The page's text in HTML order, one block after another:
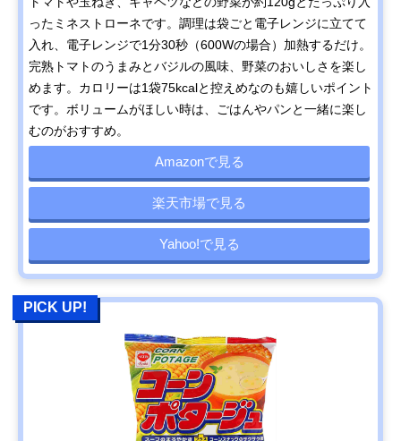
ったミネストローネです。調理は袋ごと電子レンジに立てて
入れ、電子レンジで1分30秒（600Wの場合）加熱するだけ。
完熟トマトのうまみとバジルの風味、野菜のおいしさを楽し
めます。カロリーは1袋75kcalと控えめなのも嬉しいポイント
です。ボリュームがほしい時は、ごはんやパンと一緒に楽し
むのがおすすめ。
Amazonで見る
楽天市場で見る
Yahoo!で見る
PICK UP!